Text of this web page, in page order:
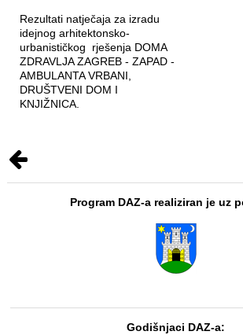
Rezultati natječaja za izradu
idejnog arhitektonsko-
urbanističkog rješenja DOMA
ZDRAVLJA ZAGREB - ZAPAD -
AMBULANTA VRBANI,
DRUŠTVENI DOM I
KNJIŽNICA.
Program DAZ-a realiziran je uz
Godišnjaci DAZ-a: